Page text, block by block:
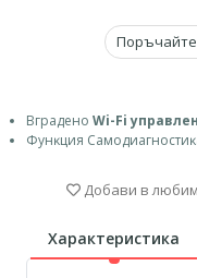
Вградено Wi-Fi
Фyнĸция
Добави в
Характеристика